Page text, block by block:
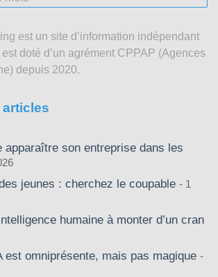
est un site d’information indépendant
doté d’un agrément CPPAP (Agences
depuis 2020.
apparaître son entreprise dans les
jeunes : cherchez le coupable
1
humaine à monter d’un cran
est omniprésente, mais pas magique